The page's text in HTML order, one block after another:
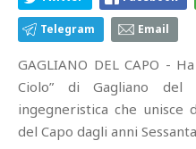
Telegram Email
GAGLIANO DEL CAPO -
Ciolo” di Gagliano del
ingegneristica che unisce
del Capo dagli anni